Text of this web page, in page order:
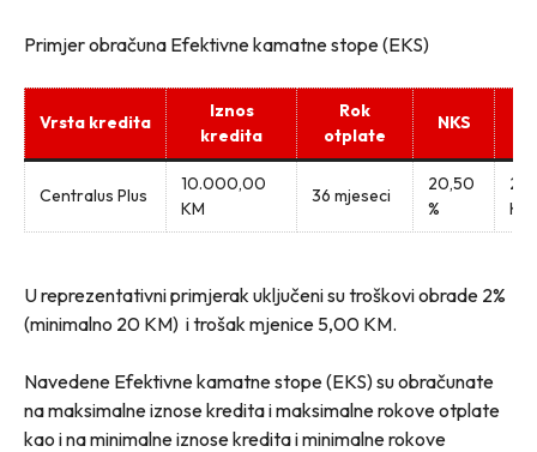
Primjer obračuna Efektivne kamatne stope (EKS)
Vrsta kredita
Iznos
kredita
Rok
otplate
NKS
Centralus Plus
10.000,00
KM
36 mjeseci
20,50
%
U reprezentativni primjerak uključeni su troškovi obrade 2%
(minimalno 20 KM) i trošak mjenice 5,00 KM.
Navedene Efektivne kamatne stope (EKS) su obračunate
na maksimalne iznose kredita i maksimalne rokove otplate
kao i na minimalne iznose kredita i minimalne rokove